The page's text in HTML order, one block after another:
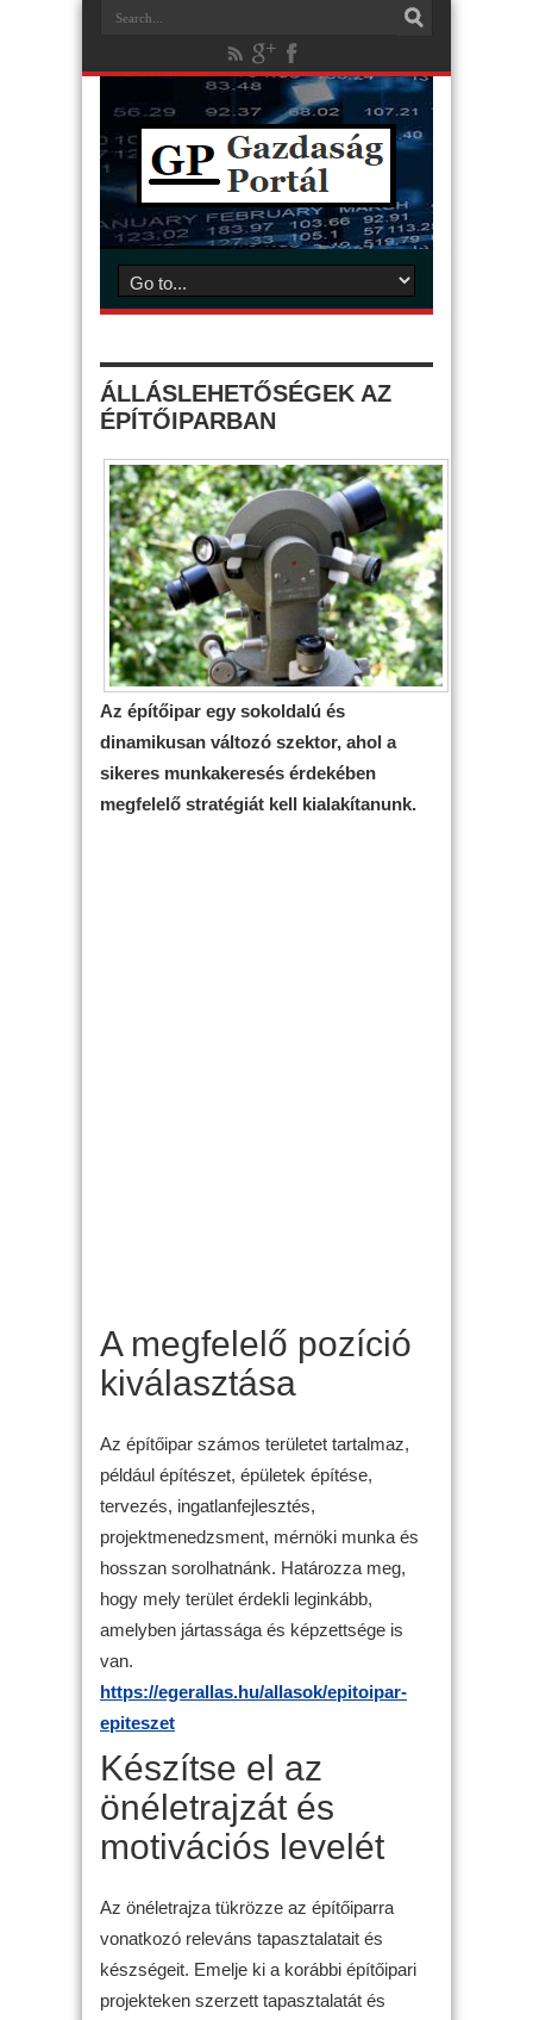
ÁLLÁSLEHETŐSÉGEK AZ
ÉPÍTŐIPARBAN
Az építőipar egy sokoldalú és
dinamikusan változó szektor, ahol a
sikeres munkakeresés érdekében
megfelelő stratégiát kell kialakítanunk.
A megfelelő pozíció
kiválasztása
Az építőipar számos területet tartalmaz,
például építészet, épületek építése,
tervezés, ingatlanfejlesztés,
projektmenedzsment, mérnöki munka és
hosszan sorolhatnánk. Határozza meg,
hogy mely terület érdekli leginkább,
amelyben jártassága és képzettsége is
van.
https://egerallas.hu/allasok/epitoipar-
epiteszet
Készítse el az
önéletrajzát és
motivációs levelét
Az önéletrajza tükrözze az építőiparra
vonatkozó releváns tapasztalatait és
készségeit. Emelje ki a korábbi építőipari
projekteken szerzett tapasztalatát és